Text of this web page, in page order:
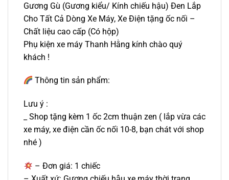
Gương Gù (Gương kiểu/ Kính chiếu hậu) Đen Lắp
Cho Tất Cả Dòng Xe Máy, Xe Điện tặng ốc nối –
Chất liệu cao cấp (Có hộp)
Phụ kiện xe máy Thanh Hằng kính chào quý
khách !
Thông tin sản phẩm:
Lưu ý :
_ Shop tặng kèm 1 ốc 2cm thuận zen ( lắp vừa các
xe máy, xe điện cần ốc nối 10-8, bạn chát với shop
nhé )
– Đơn giá: 1 chiếc